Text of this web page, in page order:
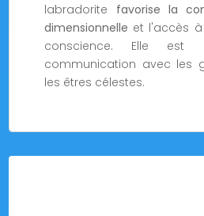
labradorite favorise la
dimensionnelle et l'accès
conscience. Elle
communication avec les
les êtres célestes.